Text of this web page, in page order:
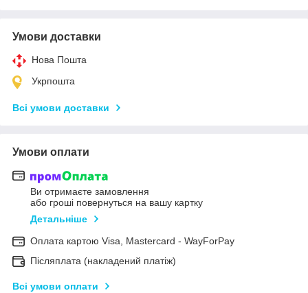
Умови доставки
Нова Пошта
Укрпошта
Всі умови доставки
Умови оплати
Ви отримаєте замовлення
або гроші повернуться на вашу картку
Детальніше
Оплата картою Visa, Mastercard - WayForPay
Післяплата (накладений платіж)
Всі умови оплати